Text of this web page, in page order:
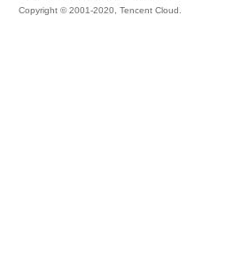
Copyright © 2001-2020, Tencent Cloud.